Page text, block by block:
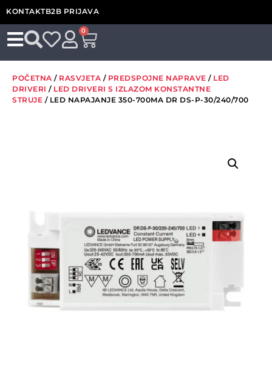
KONTAKTB2B PRIJAVA
0
POČETNA / RASVJETA / PREDSPOJNE NAPRAVE / LED
DRIVERI / LED DRIVERI S IZLAZOM KONSTANTNE
STRUJE / LED NAPAJANJE 350-700MA DR DS-P-30/240/700